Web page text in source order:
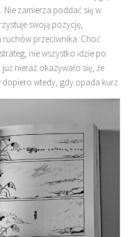
zamierza poddać się w
swoją pozycję,
przeciwnika. Choć
nie wszystko idzie po
nieraz okazywało się, że
wtedy, gdy opada kurz.